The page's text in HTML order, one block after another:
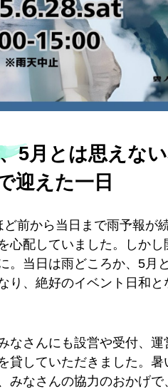
5月とは思えな
迎えた一日
前から当日まで雨予報が
心配していました。しかし
。当日は雨どころか、5月
り、絶好のイベント日和と
なさんにも設営や受付、運
貸していただきました。暑
みなさんの協力のおかげで